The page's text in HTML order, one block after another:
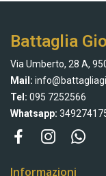
Battaglia
Via Umberto, 28 A,
Mail:
Tel: 095 7252566
Whatsapp:
Informazioni